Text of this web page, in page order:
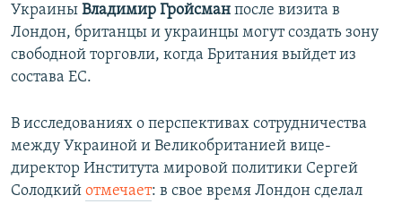
Украины Владимир Гройсман после визита в
Лондон, британцы и украинцы могут создать зону
свободной торговли, когда Британия выйдет из
состава ЕС.
В исследованиях о перспективах сотрудничества
между Украиной и Великобританией вице-
директор Института мировой политики Сергей
Солодкий отмечает: в свое время Лондон сделал